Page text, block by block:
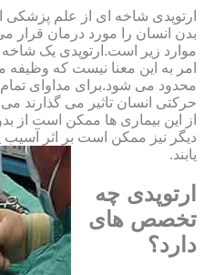
ارتوپدی شاخه ای از علم
بدن انسان را مورد درمان
موارد زیر است.ارتوپدی یک
امر به این معنا نیست که
محدود می شود.برای مداوای
حرکتی انسان تاثیر می گذارند
از این بیماری ها ممکن است از
دیگر نیز ممکن است بر اثر آسیب
یابند.
ارتوپدی چه
تخصص های
دارد؟